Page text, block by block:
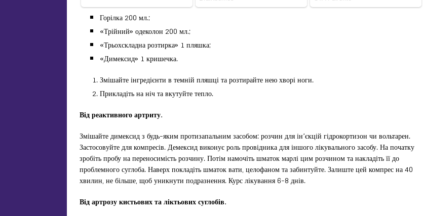
Горілка 200 мл.;
«Трійний» одеколон 200 мл.;
«Трьохскладна розтирка» 1 пляшка;
«Димексид» 1 кришечка.
Змішайте інгредієнти в темній пляшці та розтирайте нею хворі ноги.
Прикладіть на ніч та вкутуйте тепло.
Від реактивногоартриту.
Змішайте димексид з будь-яким протизапальним засобом: розчин для ін’єкцій гідрокортизон чи вольтарен.
Застосовуйте для компресів. Демексид виконує роль провідника для іншого лікувального засобу. На початку
зробіть пробу на переносимість розчину. Потім намочіть шматок марлі цим розчином та накладіть її до
проблемного суглоба. Наверх покладіть шматок вати, целофаном та забинтуйте. Залиште цей компрес на 40
хвилин, не більше, щоб уникнути подразнення. Курс лікування 6-8 днів.
Від артрозукистьовихталіктьових суглобів.